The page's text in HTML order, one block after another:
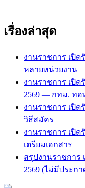
เรื่องล่าสุด
งานราชการ เปิด
หลายหน่วยงาน
งานราชการ เปิด
2569 — กทม. ทอ
งานราชการ เปิ
วิธีสมัคร
งานราชการ เปิด
เตรียมเอกสาร
สรุปงานราชการ
2569 (ไม่มีประกา